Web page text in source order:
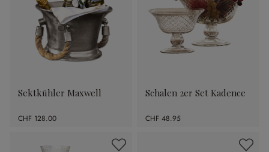
Sektkühler Maxwell
CHF 128.00
Schalen 2er Set Kadence
CHF 48.95